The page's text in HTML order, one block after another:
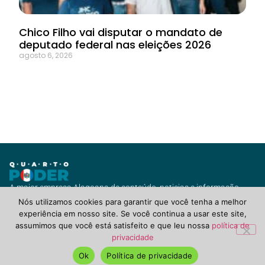
Chico Filho vai disputar o mandato de
deputado federal nas eleições 2026
agosto 6, 2026
A maior empresa Alagoana de conteúdo, noticias e informação
com vários canais de jornalismo e diversas soluções para você ou
seu negócio.
QuartoPoderAlagoas.com.br ©2021 Todos Direitos Reservados.
POLÍTICA DE PRIVACIDADE, TERMOS DE USO & COOKIES
Nós utilizamos cookies para garantir que você tenha a melhor
experiência em nosso site. Se você continua a usar este site,
assumimos que você está satisfeito e que leu nossa política de
privacidade
Ok
Política de privacidade